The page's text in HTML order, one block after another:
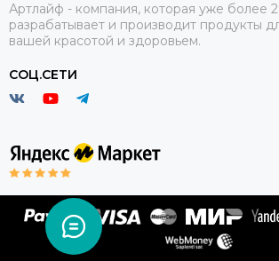
Артлайф - компания, которая уже более
разрабатывает и производит продукты
вашей красотой и здоровьем.
СОЦ.СЕТИ